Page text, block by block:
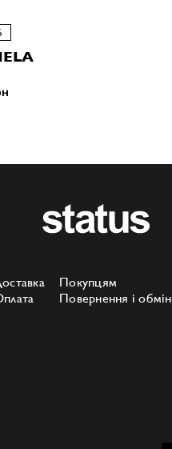
Покупцям
Повернення і обмін